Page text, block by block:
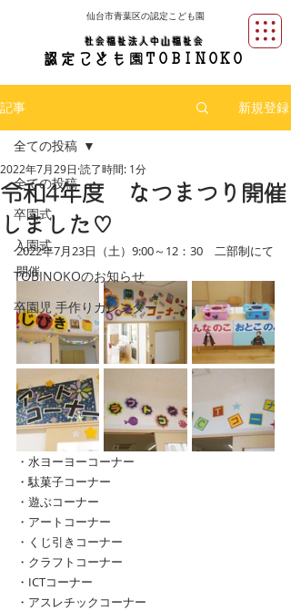
社会福祉法人中山福祉会
認定 こども ​園 TOBINOKO
仙台市青葉区の認定こども園
記事 新規登録
全ての投稿
卒園式
入園式
TOBINOKOのお知らせ
卒園児 手作りカレンダー
全ての投稿
令和4年度 なつまつり開催
しました♡
2022年7月29日 読了時間: 1分
2022年7月23日（土）9:00～12：30　二部制にて
開催
・水ヨーヨーコーナー
・駄菓子コーナー
・遊ぶコーナー
・アートコーナー
・くじ引きコーナー
・クラフトコーナー
・ICTコーナー
・アスレチックコーナー